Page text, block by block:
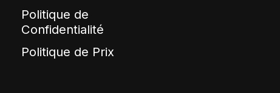
Politique de
Confidentialité
Politique de Prix